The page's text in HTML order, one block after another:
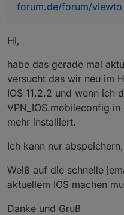
forum.de/forum/
Hi,
habe das gerade mal
versucht das wir neu im
IOS 11.2.2 und wenn ich
VPN_IOS.mobileconfig
mehr installiert.
Ich kann nur
Weiß auf die schnelle
aktuellem IOS machen
Danke und Gruß